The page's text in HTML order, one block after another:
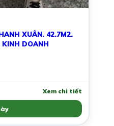
XUÂN. 42.7M2.
KINH DOANH
Xem chi tiết